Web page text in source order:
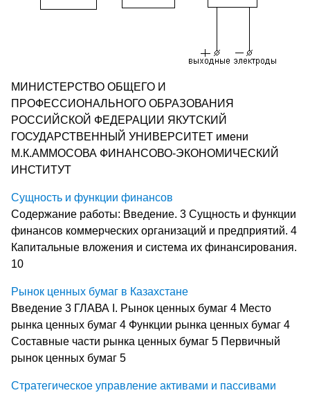
МИНИСТЕРСТВО ОБЩЕГО И
ПРОФЕССИОНАЛЬНОГО ОБРАЗОВАНИЯ
РОССИЙСКОЙ ФЕДЕРАЦИИ ЯКУТСКИЙ
ГОСУДАРСТВЕННЫЙ УНИВЕРСИТЕТ имени
М.К.АММОСОВА ФИНАНСОВО-ЭКОНОМИЧЕСКИЙ
ИНСТИТУТ
Сущность и функции финансов
Содержание работы: Введение. 3 Сущность и функции
финансов коммерческих организаций и предприятий. 4
Капитальные вложения и система их финансирования.
10
Рынок ценных бумаг в Казахстане
Введение 3 ГЛАВА I. Рынок ценных бумаг 4 Место
рынка ценных бумаг 4 Функции рынка ценных бумаг 4
Составные части рынка ценных бумаг 5 Первичный
рынок ценных бумаг 5
Стратегическое управление активами и пассивами